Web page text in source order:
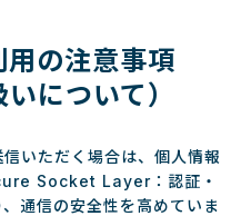
の注意事項
について）
いただく場合は、個人情報
Socket Layer：認証・
通信の安全性を高めていま